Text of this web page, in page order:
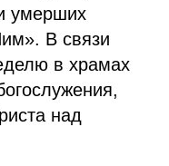
умерших
В связи
в храмах
над